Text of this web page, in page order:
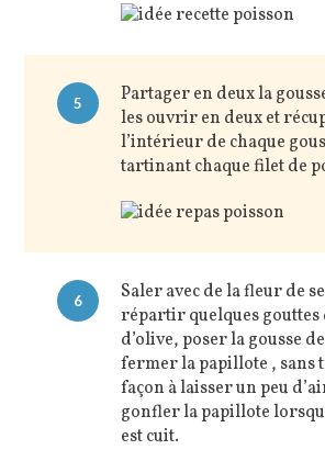
5
Partager en deux la
les ouvrir en deux et
l’intérieur de chaque
tartinant chaque filet de
6
Saler avec de la fleur de
répartir quelques gouttes
d’olive, poser la gousse
fermer la papillote , sans
façon à laisser un peu
gonfler la papillote
est cuit.